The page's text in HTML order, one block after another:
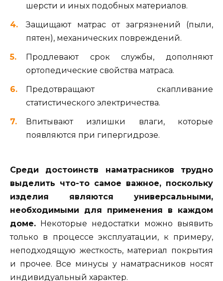
шерсти и иных подобных материалов.
Защищают матрас от загрязнений (пыли,
пятен), механических повреждений.
Продлевают срок службы, дополняют
ортопедические свойства матраса.
Предотвращают скапливание
статистического электричества.
Впитывают излишки влаги, которые
появляются при гипергидрозе.
Среди достоинств наматрасников трудно
выделить что-то самое важное, поскольку
изделия являются универсальными,
необходимыми для применения в каждом
доме. Некоторые недостатки можно выявить
только в процессе эксплуатации, к примеру,
неподходящую жесткость, материал покрытия
и прочее. Все минусы у наматрасников носят
индивидуальный характер.